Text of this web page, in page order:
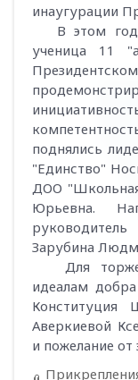
инаугурации
В этом году
ученица 11
поднялись
"Единство"
ДОО "Школьная
Юрьевна.
Зарубина
Для
идеалам
Конституция
Аверкиевой
и пожелание от